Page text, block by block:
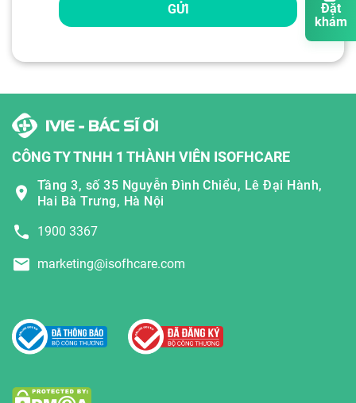
Đặt
khám
GỬI
CÔNG TY TNHH 1 THÀNH VIÊN ISOFHCARE
Tầng 3, số 35 Nguyễn Đình Chiểu, Lê Đại Hành,
Hai Bà Trưng, Hà Nội
1900 3367
marketing@isofhcare.com